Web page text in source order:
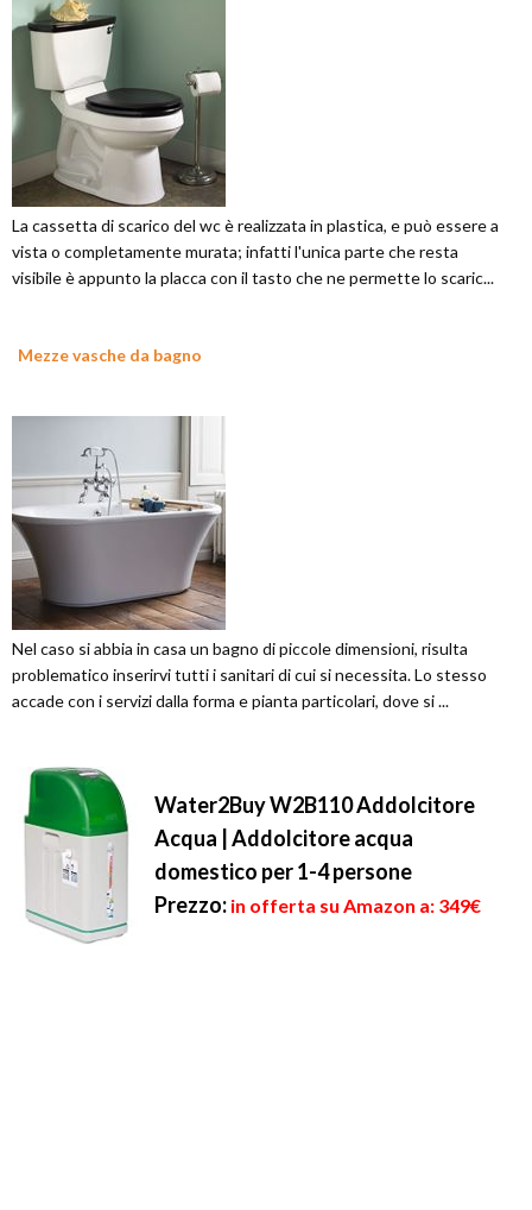
La cassetta di scarico del wc è realizzata in plastica, e può essere a
vista o completamente murata; infatti l'unica parte che resta
visibile è appunto la placca con il tasto che ne permette lo scaric...
Mezze vasche da bagno
Nel caso si abbia in casa un bagno di piccole dimensioni, risulta
problematico inserirvi tutti i sanitari di cui si necessita. Lo stesso
accade con i servizi dalla forma e pianta particolari, dove si ...
Water2Buy W2B110 Addolcitore
Acqua | Addolcitore acqua
domestico per 1-4 persone
Prezzo: in offerta su Amazon a: 349€